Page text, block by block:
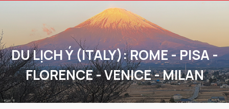
DU LỊCH Ý (ITALY): ROME - PISA -
FLORENCE - VENICE - MILAN